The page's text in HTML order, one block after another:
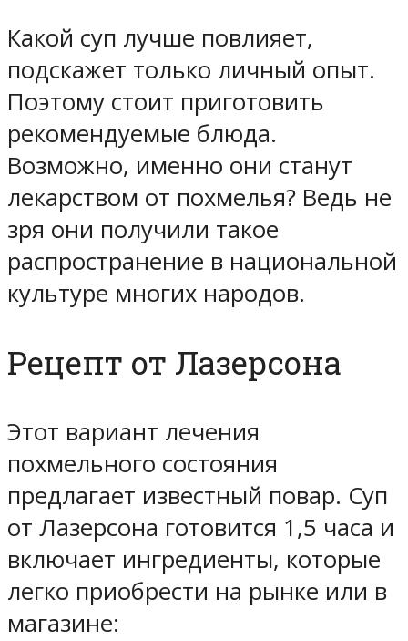
Какой суп лучше повлияет,
подскажет только личный опыт.
Поэтому стоит приготовить
рекомендуемые блюда.
Возможно, именно они станут
лекарством от похмелья? Ведь не
зря они получили такое
распространение в национальной
культуре многих народов.
Рецепт от Лазерсона
Этот вариант лечения
похмельного состояния
предлагает известный повар. Суп
от Лазерсона готовится 1,5 часа и
включает ингредиенты, которые
легко приобрести на рынке или в
магазине: